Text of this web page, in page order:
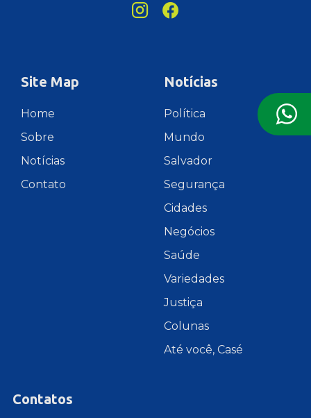
Site Map
Home
Sobre
Notícias
Contato
Notícias
Política
Mundo
Salvador
Segurança
Cidades
Negócios
Saúde
Variedades
Justiça
Colunas
Até você, Casé
Contatos